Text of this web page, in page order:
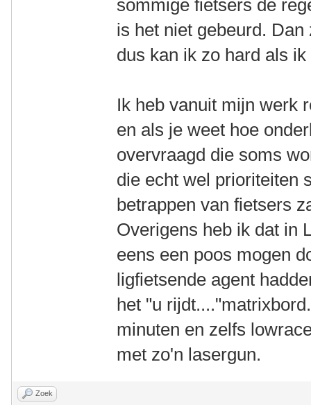
sommige fietsers de
is het niet gebeurd.
dus kan ik zo hard als
Ik heb vanuit mijn werk
en als je weet hoe
overvraagd die soms
die echt wel prioriteiten
betrappen van fietsers
Overigens heb ik dat in
eens een poos mogen
ligfietsende agent
het "u
minuten en zelfs
met zo'n lasergun.
Zoek